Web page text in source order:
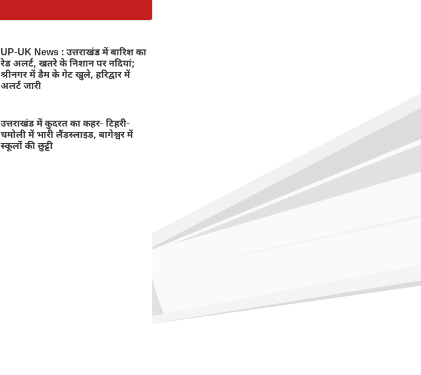
UP-UK News : उत्तराखंड में बारिश का
रेड अलर्ट, खतरे के निशान पर नदियां;
श्रीनगर में डैम के गेट खुले, हरिद्वार में
अलर्ट जारी
उत्तराखंड में कुदरत का कहर- टिहरी-
चमोली में भारी लैंडस्लाइड, बागेश्वर में
स्कूलों की छुट्टी